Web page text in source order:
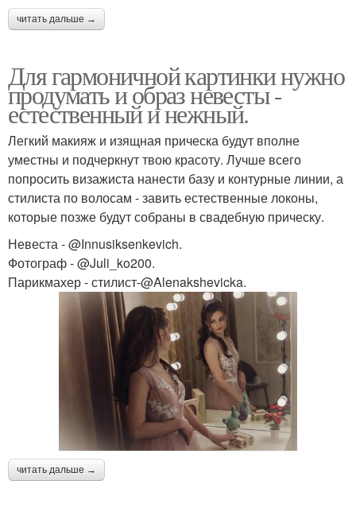
читать дальше →
Для гармоничной картинки нужно
продумать и образ невесты -
естественный и нежный.
Легкий макияж и изящная прическа будут вполне
уместны и подчеркнут твою красоту. Лучше всего
попросить визажиста нанести базу и контурные линии, а
стилиста по волосам - завить естественные локоны,
которые позже будут собраны в свадебную прическу.
Невеста - @Innusiksenkevich.
Фотограф - @Juli_ko200.
Парикмахер - стилист-@Alenakshevicka.
читать дальше →